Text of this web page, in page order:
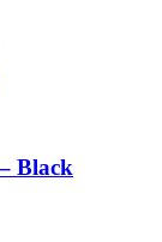
Black